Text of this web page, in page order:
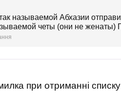
называемой Абхазии
четы (они не женаты)
при отриманні